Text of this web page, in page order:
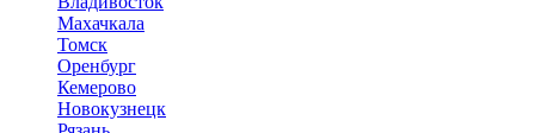
Махачкала
Томск
Оренбург
Кемерово
Новокузнецк